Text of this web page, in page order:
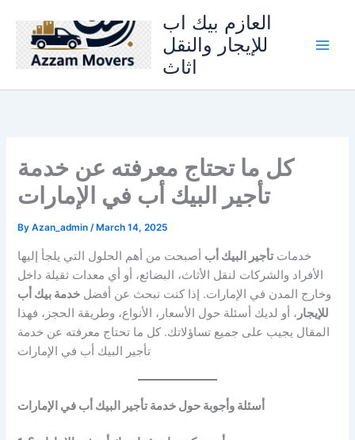
content
العازم بيك اب
للإيجار والنقل
اثاث
كل ما تحتاج معرفته عن خدمة
تأجير البيك أب في الإمارات
ByAzan_admin/ March 14, 2025
خدماتتأجير البيك أب أصبحت من أهم الحلول التي يلجأ إليها
الأفراد والشركات لنقل الأثاث، البضائع، أو أي معدات ثقيلة داخل
وخارج المدن في الإمارات. إذا كنت تبحث عن أفضل خدمة بيك أب
للإيجار ، أو لديك أسئلة حول الأسعار، الأنواع، وطريقة الحجز، فهذا
المقال يجيب على جميع تساؤلاتك. كل ما تحتاج معرفته عن خدمة
تأجير البيك أب في الإمارات
أسئلة وأجوبة حول خدمة تأجير البيك أب في الإمارات